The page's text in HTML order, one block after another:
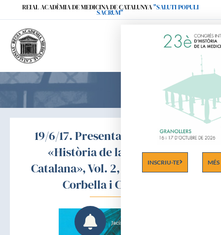
REIAL ACADÈMIA DE MEDICINA DE CATALUNYA"SALUTI POPULI
SACRUM"
19/6/17. Presentació del llibre
«Història de la Medicina
Catalana», Vol. 2, del Dr. Jacint
Corbella i Corbella
INSCRIU-TE